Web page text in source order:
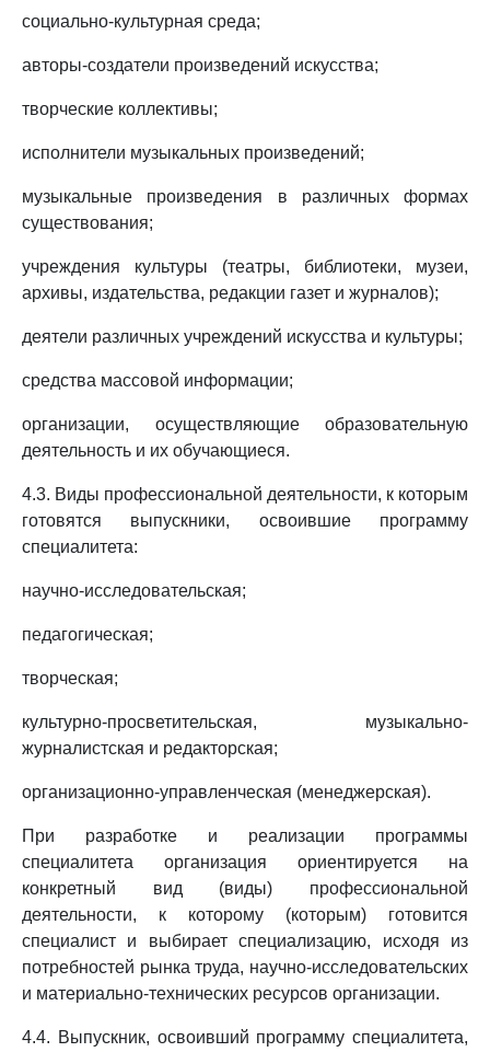
социально-культурная среда;
авторы-создатели произведений искусства;
творческие коллективы;
исполнители музыкальных произведений;
музыкальные произведения в различных формах
существования;
учреждения культуры (театры, библиотеки, музеи,
архивы, издательства, редакции газет и журналов);
деятели различных учреждений искусства и культуры;
средства массовой информации;
организации, осуществляющие образовательную
деятельность и их обучающиеся.
4.3. Виды профессиональной деятельности, к которым
готовятся выпускники, освоившие программу
специалитета:
научно-исследовательская;
педагогическая;
творческая;
культурно-просветительская, музыкально-
журналистская и редакторская;
организационно-управленческая (менеджерская).
При разработке и реализации программы
специалитета организация ориентируется на
конкретный вид (виды) профессиональной
деятельности, к которому (которым) готовится
специалист и выбирает специализацию, исходя из
потребностей рынка труда, научно-исследовательских
и материально-технических ресурсов организации.
4.4. Выпускник, освоивший программу специалитета,